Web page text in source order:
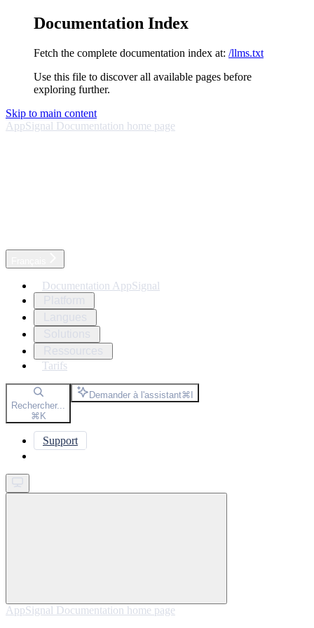
Documentation Index
Fetch the complete documentation index at: /llms.txt
Use this file to discover all available pages before
exploring further.
Skip to main content
AppSignal Documentation home page
Documentation AppSignal
Tarifs
Rechercher...
⌘K
Demander à l'assistant⌘I
Support
AppSignal Documentation home page